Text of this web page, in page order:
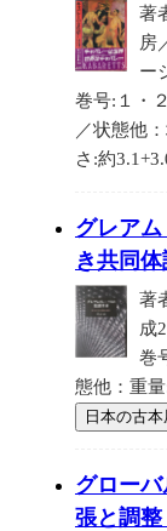
著
房
ー
巻号:１・
／状態他
さ:約
グレア
き共同
著
成
巻
態他：重
日本の古
グロー
張と調整